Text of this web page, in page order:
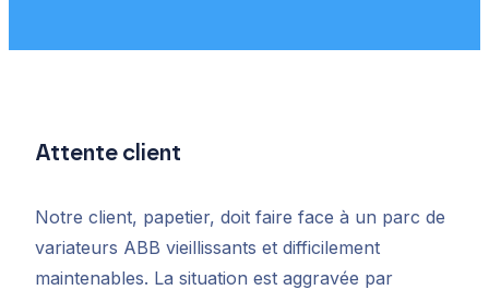
Attente client
Notre client, papetier, doit faire face à un parc de
variateurs ABB vieillissants et difficilement
maintenables. La situation est aggravée par